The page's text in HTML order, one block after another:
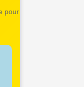
pour